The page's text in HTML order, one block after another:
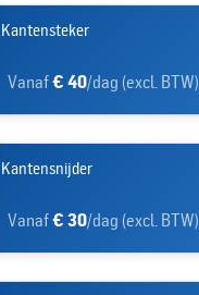
Kantensteker
Vanaf€ 40/dag (excl. BTW)
Kantensnijder
Vanaf€ 30/dag (excl. BTW)